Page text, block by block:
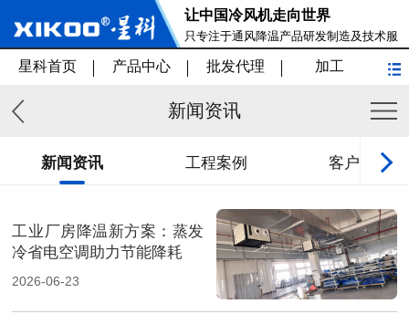
让中国冷风机走向世界
只专注于通风降温产品研发制造及技术服
务
星科首页 产品中心 批发代理 加工
新闻资讯
新闻资讯 工程案例 客户见证
工业厂房降温新方案：蒸发
冷省电空调助力节能降耗
2026-06-23